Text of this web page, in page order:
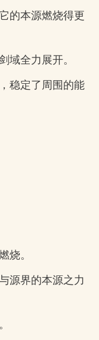
的本源燃烧得更
域全力展开。
稳定了周围的能
。
源界的本源之力